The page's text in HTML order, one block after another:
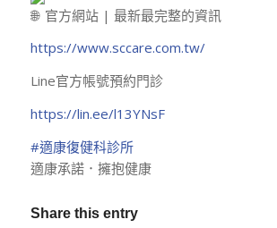
官方網站 | 最新最完整的資訊
https://www.sccare.com.tw/
Line官方帳號預約門診
https://lin.ee/l13YNsF
#適康復健科診所
適康承諾．擁抱健康
Share this entry